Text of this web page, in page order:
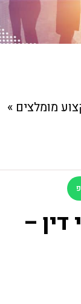
מומלצים »
–